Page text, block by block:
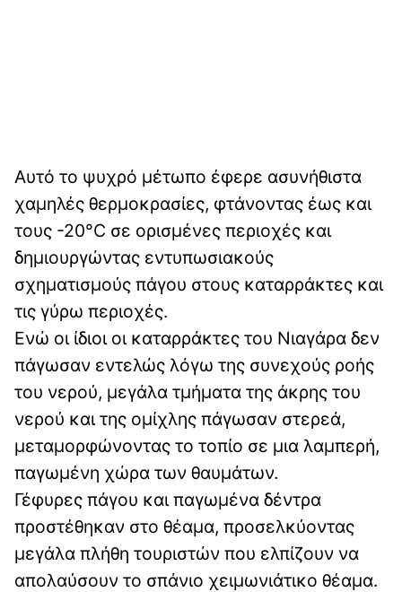
Αυτό το ψυχρό μέτωπο έφερε ασυνήθιστα
χαμηλές θερμοκρασίες, φτάνοντας έως και
τους -20°C σε ορισμένες περιοχές και
δημιουργώντας εντυπωσιακούς
σχηματισμούς πάγου στους καταρράκτες και
τις γύρω περιοχές.
Ενώ οι ίδιοι οι καταρράκτες του Νιαγάρα δεν
πάγωσαν εντελώς λόγω της συνεχούς ροής
του νερού, μεγάλα τμήματα της άκρης του
νερού και της ομίχλης πάγωσαν στερεά,
μεταμορφώνοντας το τοπίο σε μια λαμπερή,
παγωμένη χώρα των θαυμάτων.
Γέφυρες πάγου και παγωμένα δέντρα
προστέθηκαν στο θέαμα, προσελκύοντας
μεγάλα πλήθη τουριστών που ελπίζουν να
απολαύσουν το σπάνιο χειμωνιάτικο θέαμα.